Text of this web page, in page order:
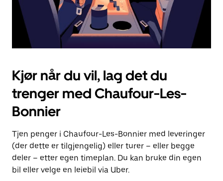
Kjør når du vil, lag det du
trenger med Chaufour-Les-
Bonnier
Tjen penger i Chaufour-Les-Bonnier med leveringer
(der dette er tilgjengelig) eller turer – eller begge
deler – etter egen timeplan. Du kan bruke din egen
bil eller velge en leiebil via Uber.